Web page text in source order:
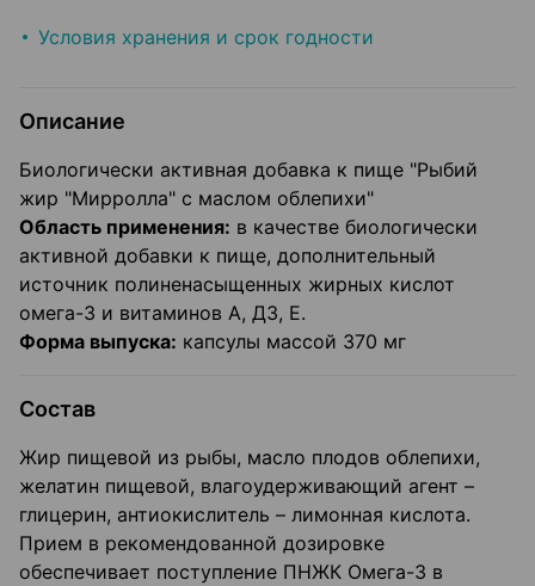
Условия хранения и срок годности
Описание
Биологически активная добавка к пище "Рыбий
жир "Мирролла" с маслом облепихи"
Область применения: в качестве биологически
активной добавки к пище, дополнительный
источник полиненасыщенных жирных кислот
омега-3 и витаминов А, Д3, Е.
Форма выпуска: капсулы массой 370 мг
Состав
Жир пищевой из рыбы, масло плодов облепихи,
желатин пищевой, влагоудерживающий агент –
глицерин, антиокислитель – лимонная кислота.
Прием в рекомендованной дозировке
обеспечивает поступление ПНЖК Омега-3 в